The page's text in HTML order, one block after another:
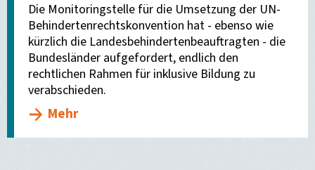
Die Monitoringstelle für die Umsetzung der UN-
Behindertenrechtskonvention hat - ebenso wie
kürzlich die Landesbehindertenbeauftragten - die
Bundesländer aufgefordert, endlich den
rechtlichen Rahmen für inklusive Bildung zu
verabschieden.
Mehr